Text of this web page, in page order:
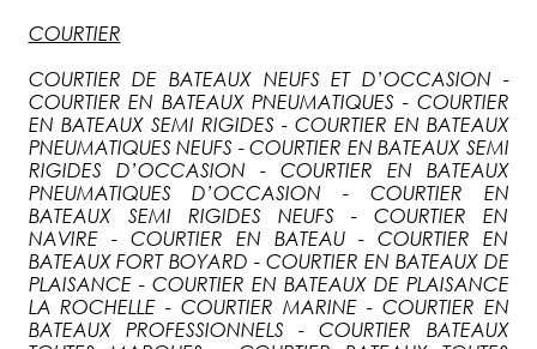
COURTIER
COURTIER DE BATEAUX NEUFS ET D’OCCASION -
COURTIER EN BATEAUX PNEUMATIQUES - COURTIER
EN BATEAUX SEMI RIGIDES - COURTIER EN BATEAUX
PNEUMATIQUES NEUFS - COURTIER EN BATEAUX SEMI
RIGIDES D’OCCASION - COURTIER EN BATEAUX
PNEUMATIQUES D’OCCASION - COURTIER EN
BATEAUX SEMI RIGIDES NEUFS - COURTIER EN
NAVIRE - COURTIER EN BATEAU - COURTIER EN
BATEAUX FORT BOYARD - COURTIER EN BATEAUX DE
PLAISANCE - COURTIER EN BATEAUX DE PLAISANCE
LA ROCHELLE - COURTIER MARINE - COURTIER EN
BATEAUX PROFESSIONNELS - COURTIER BATEAUX